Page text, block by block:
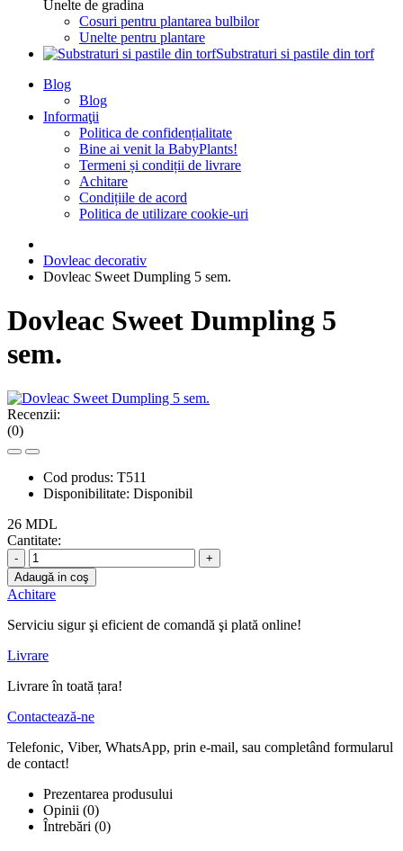
Unelte de gradina
Cosuri pentru plantarea bulbilor
Unelte pentru plantare
Substraturi si pastile din torf
Blog
Blog
Informaţii
Politica de confidențialitate
Bine ai venit la BabyPlants!
Termeni și condiții de livrare
Achitare
Condițiile de acord
Politica de utilizare cookie-uri
Dovleac decorativ
Dovleac Sweet Dumpling 5 sem.
Dovleac Sweet Dumpling 5
sem.
Recenzii:
(0)
Cod produs: T511
Disponibilitate: Disponibil
26 MDL
Cantitate:
-
+
Adaugă in coş
Achitare
Serviciu sigur şi eficient de comandă şi plată online!
Livrare
Livrare în toată țara!
Contactează-ne
Telefonic, Viber, WhatsApp, prin e-mail, sau completând formularul
de contact!
Prezentarea produsului
Opinii (0)
Întrebări (0)